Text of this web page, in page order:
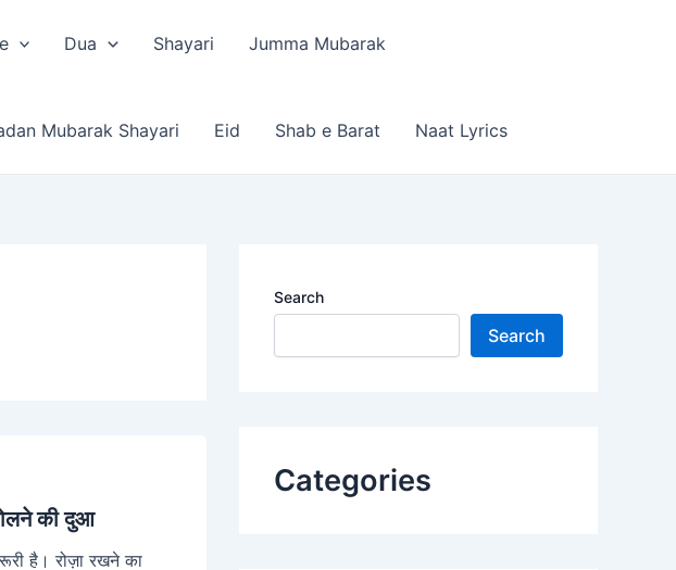
Dua Shayari Jumma Mubarak
Mubarak Shayari Eid Shab e Barat Naat Lyrics
की दुआ
है। रोज़ा रखने का
Search
Search
Categories